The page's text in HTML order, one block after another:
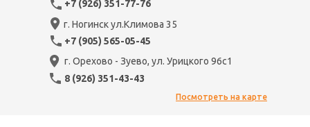
г. Ногинск ул.Климова 35
+7 (905) 565-05-45
г. Орехово - Зуево, ул. Урицкого 96с1
8 (926) 351-43-43
+7 (926) 351-77-76
Посмотреть на карте